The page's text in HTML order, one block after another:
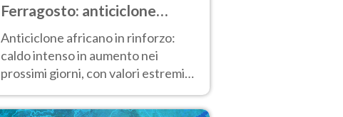
Ferragosto: anticiclone
africano ancora
protagonista
Anticiclone africano in rinforzo:
caldo intenso in aumento nei
prossimi giorni, con valori estremi
d’Italia